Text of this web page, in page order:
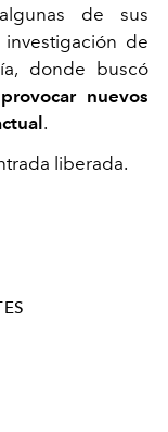
de sus
de
donde buscó
nuevos
.
liberada.